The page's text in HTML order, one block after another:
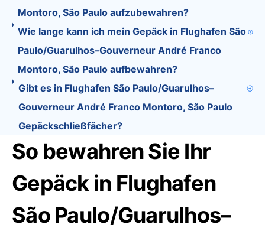
Montoro, São Paulo aufzubewahren?
Wie lange kann ich mein Gepäck in Flughafen São
Paulo/Guarulhos–Gouverneur André Franco
Montoro, São Paulo aufbewahren?
Gibt es in Flughafen São Paulo/Guarulhos–
Gouverneur André Franco Montoro, São Paulo
Gepäckschließfächer?
So bewahren Sie Ihr
Gepäck in Flughafen
São Paulo/Guarulhos–